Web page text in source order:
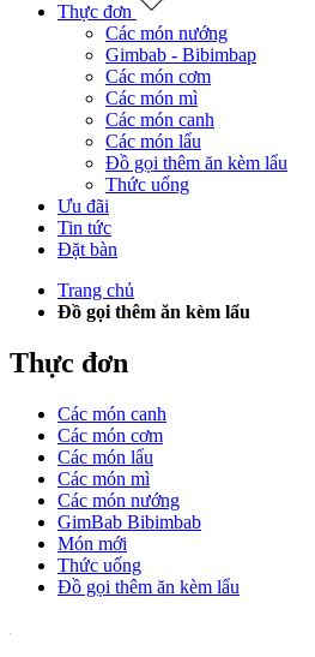
Thực đơn
Các món nướng
Gimbab - Bibimbap
Các món cơm
Các món mì
Các món canh
Các món lẩu
Đồ gọi thêm ăn kèm lẩu
Thức uống
Ưu đãi
Tin tức
Đặt bàn
Trang chủ
Đồ gọi thêm ăn kèm lẩu
Thực đơn
Các món canh
Các món cơm
Các món lẩu
Các món mì
Các món nướng
GimBab Bibimbab
Món mới
Thức uống
Đồ gọi thêm ăn kèm lẩu